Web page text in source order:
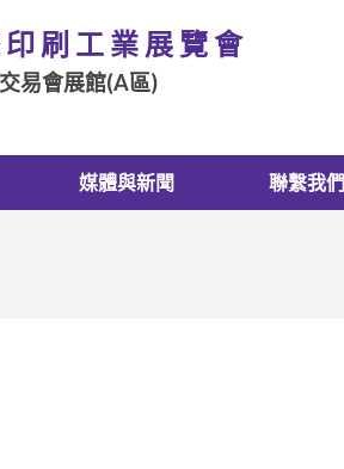
刷工業展覽會
易會展館(A區)
媒體與新聞 聯繫我們